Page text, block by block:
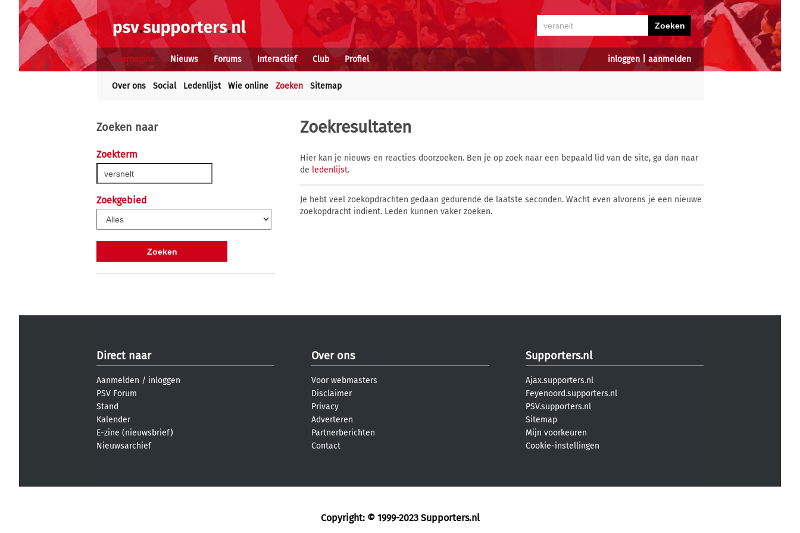
inloggen| aanmelden
Voorpagina Nieuws Forums Interactief Club Profiel
Over ons Social Ledenlijst Wie online Zoeken Sitemap
Zoeken naar
Zoekterm
Zoekgebied
Zoekresultaten
Hier kan je nieuws en reacties doorzoeken. Ben je op zoek naar een bepaald lid van de site, ga dan naar
de ledenlijst.
Je hebt veel zoekopdrachten gedaan gedurende de laatste seconden. Wacht even alvorens je een nieuwe
zoekopdracht indient. Leden kunnen vaker zoeken.
Direct naar
Aanmelden / inloggen
PSV Forum
Stand
Kalender
E-zine (nieuwsbrief)
Nieuwsarchief
Over ons
Voor webmasters
Disclaimer
Privacy
Adverteren
Partnerberichten
Contact
Supporters.nl
Ajax.supporters.nl
Feyenoord.supporters.nl
PSV.supporters.nl
Sitemap
Mijn voorkeuren
Cookie-instellingen
Copyright: © 1999-2023 Supporters.nl